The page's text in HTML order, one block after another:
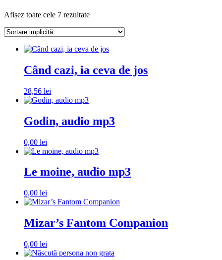
Afișez toate cele 7 rezultate
Când cazi, ia ceva de jos
28,56 lei
Godin, audio mp3
0,00 lei
Le moine, audio mp3
0,00 lei
Mizar’s Fantom Companion
0,00 lei